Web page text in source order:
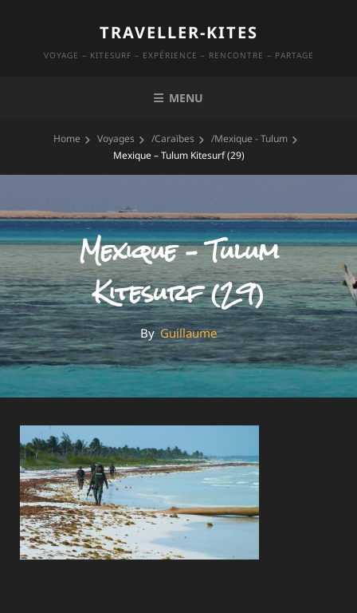
content
TRAVELLER-KITES
VOYAGE – KITESURF – EXPÉRIENCE – RENCONTRE – PARTAGE
MENU
Home Voyages /Caraïbes /Mexique - Tulum
Mexique – Tulum Kitesurf (29)
Mexique – Tulum
Kitesurf (29)
By
By Guillaume